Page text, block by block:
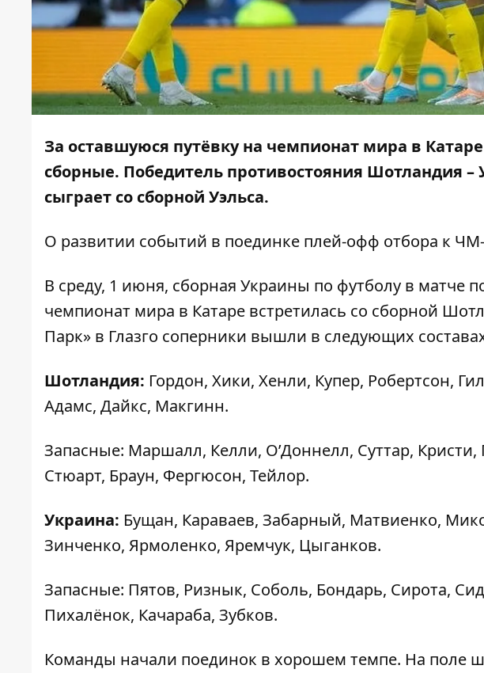
За оставшуюся путёвку на чемпионат мира в
сборные. Победитель противостояния Шотландия
сыграет со сборной Уэльса.
О развитии событий в поединке плей-офф отбора к
В среду, 1 июня, сборная Украины по футболу в матче
чемпионат мира в Катаре встретилась со сборной
Парк» в Глазго соперники вышли в следующих
Шотландия: Гордон, Хики, Хенли, Купер, Робертсон,
Адамс, Дайкс, Макгинн.
Запасные: Маршалл, Келли, О’Доннелл, Суттар,
Стюарт, Браун, Фергюсон, Тейлор.
Украина: Бущан, Караваев, Забарный, Матвиенко,
Зинченко, Ярмоленко, Яремчук, Цыганков.
Запасные: Пятов, Ризнык, Соболь, Бондарь, Сирота,
Пихалёнок, Качараба, Зубков.
Команды начали поединок в хорошем темпе. На поле